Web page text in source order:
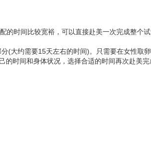
的时间比较宽裕，可以直接赴美一次完成整
(大约需要15天左右的时间)。只需要在女性
时间和身体状况，选择合适的时间再次赴美